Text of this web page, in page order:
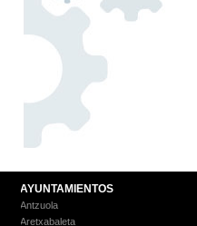
AYUNTAMIENTOS
Antzuola
Aretxabaleta